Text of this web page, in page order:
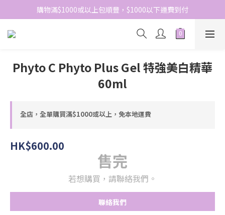
網站免費登記會員，會員優惠價於結帳時自動扣減
購物滿$1000或以上包順豐，$1000以下運費到付
網站免費登記會員，會員優惠價於結帳時自動扣減
Phyto C Phyto Plus Gel 特強美白精華
60ml
全店，全單購買滿$1000或以上，免本地運費
HK$600.00
售完
若想購買，請聯絡我們。
聯絡我們